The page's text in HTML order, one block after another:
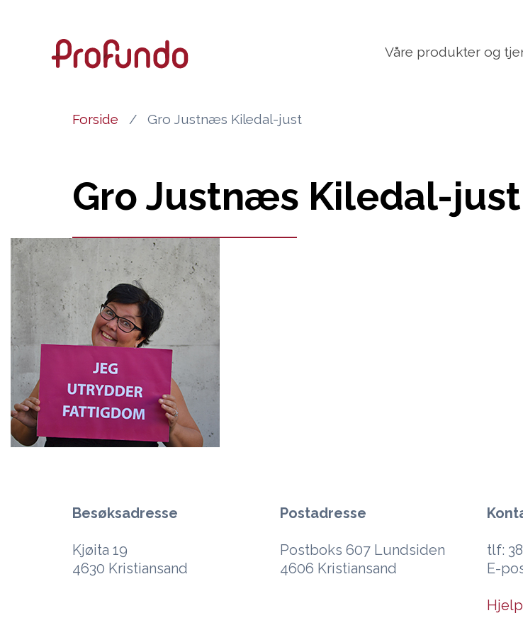
Våre produkter og
Forside Gro Justnæs Kiledal-just
Gro Justnæs Kiledal-just
Besøksadresse
Kjøita 19
4630 Kristiansand
Postadresse
Postboks 607 Lundsiden
4606 Kristiansand
tlf:
E-